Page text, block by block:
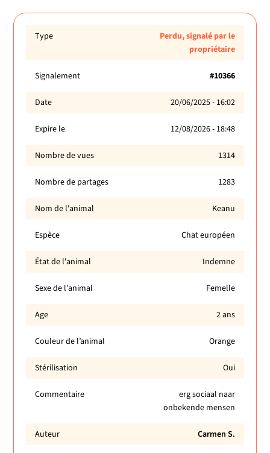
Type
Perdu, signalé par le
propriétaire
Signalement #10366
Date 20/06/2025 - 16:02
Expire le 12/08/2026 - 18:48
Nombre de vues 1314
Nombre de partages 1283
Nom de l'animal Keanu
Espèce Chat européen
État de l'animal Indemne
Sexe de l'animal Femelle
Age 2 ans
Couleur de l’animal Orange
Stérilisation Oui
Commentaire
erg sociaal naar
onbekende mensen
Auteur Carmen S.